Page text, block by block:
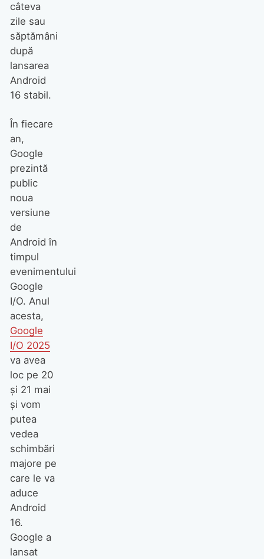
câteva
zile sau
săptămâni
după
lansarea
Android
16 stabil.
În fiecare
an,
Google
prezintă
public
noua
versiune
de
Android în
timpul
evenimentului
Google
I/O. Anul
acesta,
Google
I/O 2025
va avea
loc pe 20
și 21 mai
și vom
putea
vedea
schimbări
majore pe
care le va
aduce
Android
16.
Google a
lansat